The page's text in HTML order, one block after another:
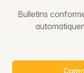
Bulletins